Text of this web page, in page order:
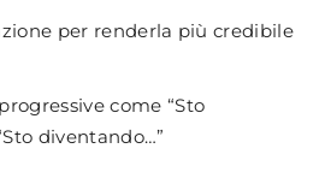
per renderla più credibile
come “Sto
diventando…”